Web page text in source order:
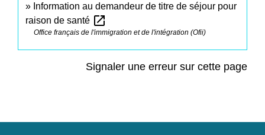
Information au demandeur de titre de séjour pour
raison de santé open_in_new
Office français de l'immigration et de l'intégration (Ofii)
Signaler une erreur sur cette page